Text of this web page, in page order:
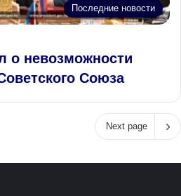
Последние новости
о невозможности
Союза
Next page